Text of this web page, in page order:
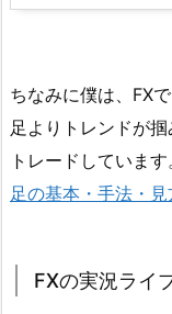
ちなみに僕は、FX
足よりトレンドが
トレードしていま
足の基本・手法・
FXの実況ライ